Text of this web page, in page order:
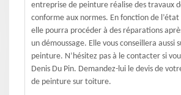
entreprise de peinture réalise des travaux
conforme aux normes. En fonction de
elle pourra procéder à des réparations
un démoussage. Elle vous conseillera aussi
peinture. N’hésitez pas à le contacter si
Denis Du Pin. Demandez-lui le devis de
de peinture sur toiture.